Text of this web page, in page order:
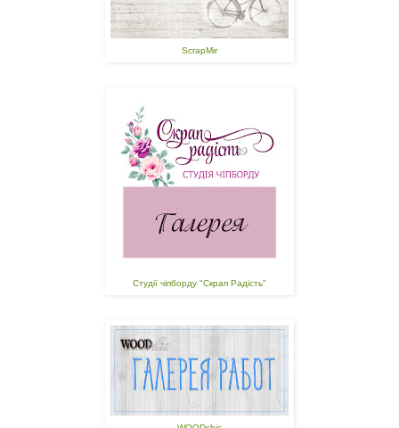
ScrapMir
Студії чіпборду "Скрап Радість"